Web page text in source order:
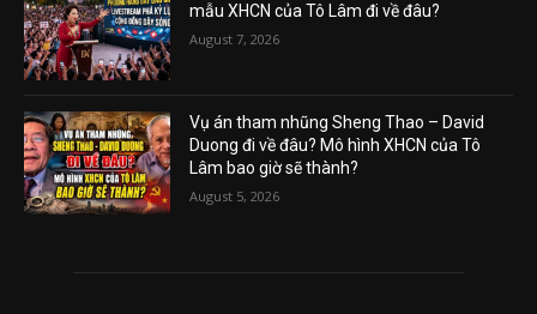
mẫu XHCN của Tô Lâm đi về đâu?
August 7, 2026
Vụ án tham nhũng Sheng Thao – David
Duong đi về đâu? Mô hình XHCN của Tô
Lâm bao giờ sẽ thành?
August 5, 2026